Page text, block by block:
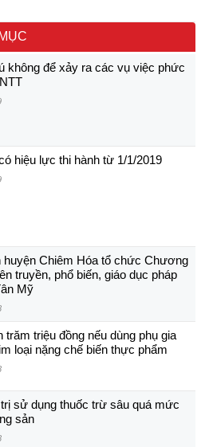
không để xảy ra các vụ việc phức
hiệu lực thi hành từ 1/1/2019
huyện Chiêm Hóa tổ chức Chương
truyền, phổ biến, giáo dục pháp
Mỹ
trăm triệu đồng nếu dùng phụ gia
loại nặng chế biến thực phẩm
sử dụng thuốc trừ sâu quá mức
sản